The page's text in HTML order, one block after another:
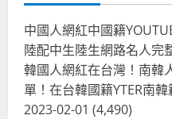
中國人網紅中國籍
陸配中生陸生網路名人完
韓國人網紅在台灣！南韓
單！在台韓國籍YTER南
2023-02-01 (4,490)